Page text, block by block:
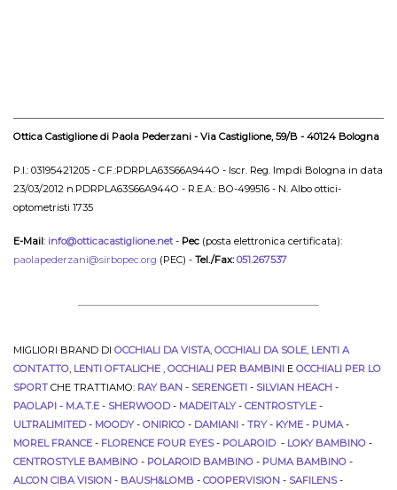
Ottica Castiglione di Paola Pederzani - Via Castiglione, 59/B - 40124 Bologna
P.I.: 03195421205 - C.F.:PDRPLA63S66A944O - Iscr. Reg. Imp.di Bologna in data
23/03/2012 n.PDRPLA63S66A944O - R.E.A.: BO-499516 - N. Albo ottici-
optometristi 1735
E-Mail: info@otticacastiglione.net- Pec(posta elettronica certificata):
paolapederzani@sirbopec.org (PEC) - Tel./Fax: 051.267537
MIGLIORI BRAND DI OCCHIALI DA VISTA, OCCHIALI DA SOLE, LENTI A
CONTATTO, LENTI OFTALICHE OCCHIALI PER BAMBINIE OCCHIALI PER LO
SPORTCHE TRATTIAMO: RAY BAN- SERENGETI- SILVIAN HEACH-
PAOLAPI- M.A.T.E- SHERWOOD- MADEITALY- CENTROSTYLE-
ULTRALIMITED- MOODY- ONIRICO- DAMIANI- TRY- KYME- PUMA -
MOREL FRANCE- FLORENCE FOUR EYES-POLAROID- LOKY BAMBINO-
CENTROSTYLE BAMBINO- POLAROID BAMBINO-PUMA BAMBINO -
ALCON CIBA VISION- BAUSH&LOMB- COOPERVISION- SAFILENS-